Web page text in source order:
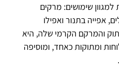
שימושים: מרקים
אפייה בתנור ואפילו
והמרקם הקרמי שלה, היא
ומתוקות כאחד, ומוסיפה